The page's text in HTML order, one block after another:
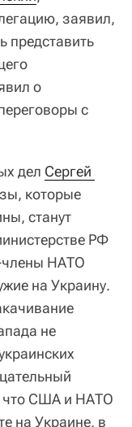
заявил,
представить
о
с
дел Сергей
которые
станут
РФ
члены НАТО
на Украину.
не
что США и НАТО
на Украине, в